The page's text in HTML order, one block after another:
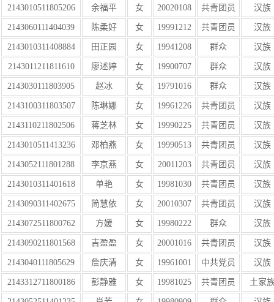
2143010511805206 余福平 女 20020108 共青团员 汉族
2143060111404039 陈柔好 女 19991212 共青团员 汉族
2143010311408884 田正园 女 19941208 群众 汉族
2143011211811610 廖述婷 女 19900707 群众 汉族
2143030111803905 赵冰 女 19791016 群众 汉族
2143100311803507 陈琳娜 女 19961226 共青团员 汉族
2143110211802506 蒋芝林 女 19990225 共青团员 汉族
2143010511413236 邓柏燕 女 19990513 共青团员 汉族
2143052111801288 李京燕 女 20011203 共青团员 汉族
2143010311401618 单艳 女 19981030 共青团员 汉族
2143090311402675 简慧依 女 20010307 共青团员 汉族
2143072511800762 方媛 女 19980222 群众 汉族
2143090211801568 吉盈盈 女 20001016 共青团员 汉族
2143040111805629 詹庆清 女 19961001 中共党员 汉族
2143312711800186 彭静雅 女 19981025 共青团员 土家